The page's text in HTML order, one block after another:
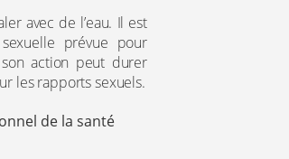
avec de l’eau. Il est
prévue pour
action peut durer
les rapports sexuels.
de la santé